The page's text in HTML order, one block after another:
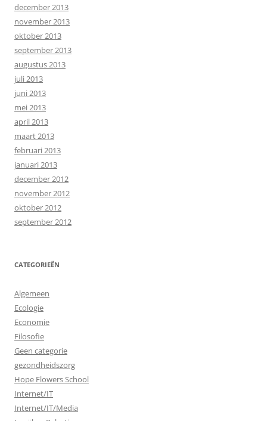
december 2013
november 2013
oktober 2013
september 2013
augustus 2013
juli 2013
juni 2013
mei 2013
april 2013
maart 2013
februari 2013
januari 2013
december 2012
november 2012
oktober 2012
september 2012
CATEGORIEËN
Algemeen
Ecologie
Economie
Filosofie
Geen categorie
gezondheidszorg
Hope Flowers School
Internet/IT
Internet/IT/Media